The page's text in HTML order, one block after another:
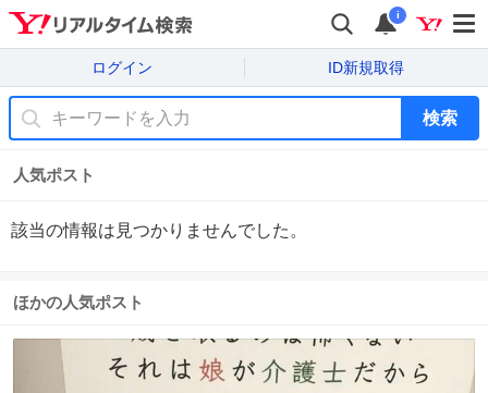
i
ログイン ID新規取得
検索
人気ポスト
該当の情報は見つかりませんでした。
ほかの人気ポスト